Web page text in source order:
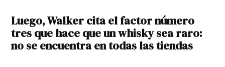
Luego, Walker cita el factor número
tres que hace que un whisky sea raro:
no se encuentra en todas las tiendas